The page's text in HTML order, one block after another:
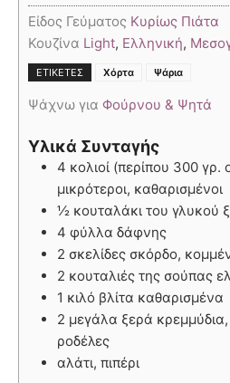
Είδος Γεύματος Κυρίως Πιάτα
Κουζίνα Light, Ελληνική,
ΕΤΙΚΈΤΕΣ Χόρτα Ψάρια
Ψάχνω για Φούρνου & Ψητά
Υλικά Συνταγής
4 κολιοί (περίπου 300
μικρότεροι, καθαρισμένοι
½ κουταλάκι του γλυκού
4 φύλλα δάφνης
2 σκελίδες σκόρδο,
2 κουταλιές της σούπας
1 κιλό βλίτα καθαρισμένα
2 μεγάλα ξερά
ροδέλες
αλάτι, πιπέρι